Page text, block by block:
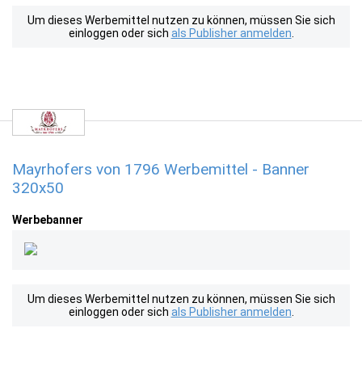
Um dieses Werbemittel nutzen zu können, müssen Sie sich
einloggen oder sich als Publisher anmelden
Mayrhofers von 1796 Werbemittel - Banner
320x50
Werbebanner
Um dieses Werbemittel nutzen zu können, müssen Sie sich
einloggen oder sich als Publisher anmelden